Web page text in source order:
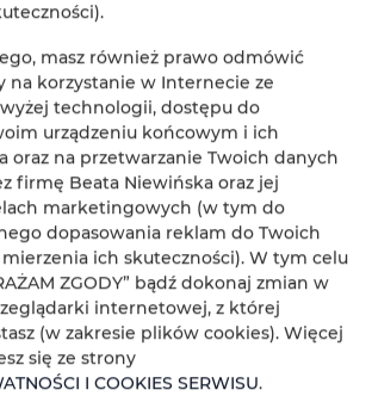
zwrotny w dniu wyjazdu.
ze zwierzętami obowiązuje
w wysokości 30 EUR za zwierzę na
pobyt.
przyjechać z maksymalnie 1
zwierzęciem.
i napojów w tym obiekcie jest
niedostępna
wymagane jest okazanie
tożsamości ze zdjęciem. Życzenia
zrealizowane w zależności od
realizacja może podlegać dodatkowej
opłacie.
masz również prawo odmówić
na korzystanie w Internecie ze
technologii, dostępu do
urządzeniu końcowym i ich
oraz na przetwarzanie Twoich danych
firmę Beata Niewińska oraz jej
marketingowych (w tym do
dopasowania reklam do Twoich
ich skuteczności). W tym celu
ZGODY” bądź dokonaj zmian w
internetowej, z której
(w zakresie plików cookies). Więcej
się ze strony
I COOKIES SERWISU.